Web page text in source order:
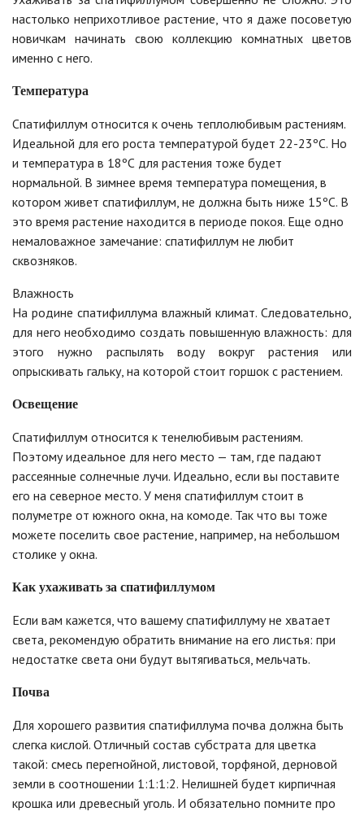
настолько неприхотливое растение, что я даже посоветую
новичкам начинать свою коллекцию комнатных цветов
именно с него.
Температура
Спатифиллум относится к очень теплолюбивым растениям.
Идеальной для его роста температурой будет 22-23ºС. Но
и температура в 18ºС для растения тоже будет
нормальной. В зимнее время температура помещения, в
котором живет спатифиллум, не должна быть ниже 15ºС. В
это время растение находится в периоде покоя. Еще одно
немаловажное замечание: спатифиллум не любит
сквозняков.
Влажность
На родине спатифиллума влажный климат. Следовательно,
для него необходимо создать повышенную влажность: для
этого нужно распылять воду вокруг растения или
опрыскивать гальку, на которой стоит горшок с растением.
Освещение
Спатифиллум относится к тенелюбивым растениям.
Поэтому идеальное для него место — там, где падают
рассеянные солнечные лучи. Идеально, если вы поставите
его на северное место. У меня спатифиллум стоит в
полуметре от южного окна, на комоде. Так что вы тоже
можете поселить свое растение, например, на небольшом
столике у окна.
Как ухаживать за спатифиллумом
Если вам кажется, что вашему спатифиллуму не хватает
света, рекомендую обратить внимание на его листья: при
недостатке света они будут вытягиваться, мельчать.
Почва
Для хорошего развития спатифиллума почва должна быть
слегка кислой. Отличный состав субстрата для цветка
такой: смесь перегнойной, листовой, торфяной, дерновой
земли в соотношении 1:1:1:2. Нелишней будет кирпичная
крошка или древесный уголь. И обязательно помните про